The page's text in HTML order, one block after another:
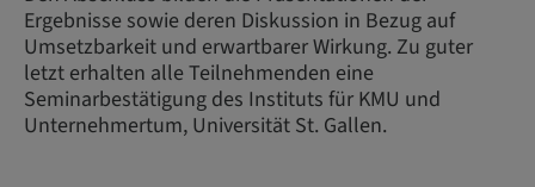
Ergebnisse sowie deren Diskussion in Bezug auf
Umsetzbarkeit und erwartbarer Wirkung. Zu guter
letzt erhalten alle Teilnehmenden eine
Seminarbestätigung des Instituts für KMU und
Unternehmertum, Universität St. Gallen.